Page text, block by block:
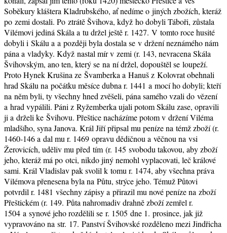
Soběkury kláštera Kladrubského, ať nedíme o jiných zbožích, kteráž
po zemi dostali. Po ztrátě Švihova, když ho dobyli Táboři, zůstala
Vilémovi jediná Skála a tu držel ještě r. 1427. V tomto roce husité
dobyli i Skálu a a později byla dostala se v držení neznámého nám
pána a vladyky. Když nastal mír v zemi (r. 143, nevracena Skála
Švihovským, ano ten, který se na ní držel, dopouštěl se loupeží.
Proto Hynek Krušina ze Švamberka a Hanuš z Kolovrat obehnali
hrad Skálu na počátku měsíce dubna r. 1441 a mocí ho dobyli; kteří
na něm byli, ty všechny hned zvěšeli, pána samého vzali do vězení
a hrad vypálili. Páni z Ryžemberka ujali potom Skálu zase, opravili
ji a drželi ke Švihovu. Přeštice nacházíme potom v držení Viléma
mladšího, syna Janova. Král Jiří připsal mu peníze na témž zboží (r.
1460-146 a dal mu r. 1469 opravu dědičnou a věčnou na vsi
Žerovicích, uděliv mu před tím (r. 145 svobodu takovou, aby zboží
jeho, kteráž má po otci, nikdo jiný nemohl vyplacovati, leč králové
sami. Král Vladislav pak svolil k tomu r. 1474, aby všechna práva
Vilémova přenesena byla na Půtu, strýce jeho. Témuž Půtovi
potvrdil r. 1481 všechny zápisy a přirazil mu nové peníze na zboží
Přeštickém (r. 149. Půta nahromadiv drahně zboží zemřel r.
1504 a synové jeho rozdělili se r. 1505 dne 1. prosince, jak již
vypravováno na str. 17. Panství Švihovské rozděleno mezi Jindřicha